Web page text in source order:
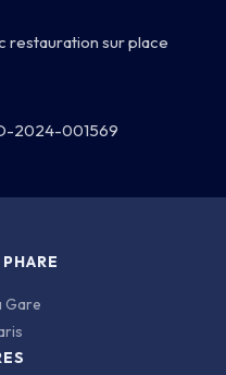
restauration sur place
2024-001569
Gare